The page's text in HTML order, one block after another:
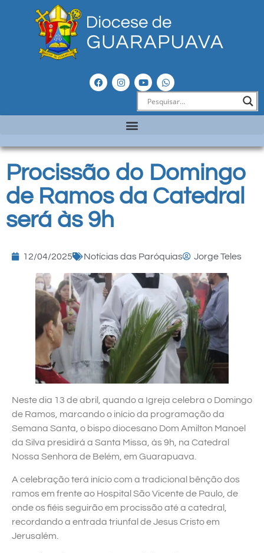
Procissão do Domingo
de Ramos da Catedral
será às 9h
12/04/2025 Notícias das Paróquias Jorge Teles
Neste dia 13 de abril, quando a Igreja celebra o Domingo
de Ramos, marcando o início da programação da
Semana Santa, o bispo diocesano Dom Amilton Manoel
da Silva presidirá a Santa Missa, às 9h, na Catedral
Nossa Senhora de Belém, em Guarapuava.
A celebração terá início com a tradicional bênção dos
ramos em frente ao Hospital São Vicente de Paulo, de
onde os fiéis seguirão em procissão até a catedral,
recordando a entrada triunfal de Jesus Cristo em
Jerusalém.